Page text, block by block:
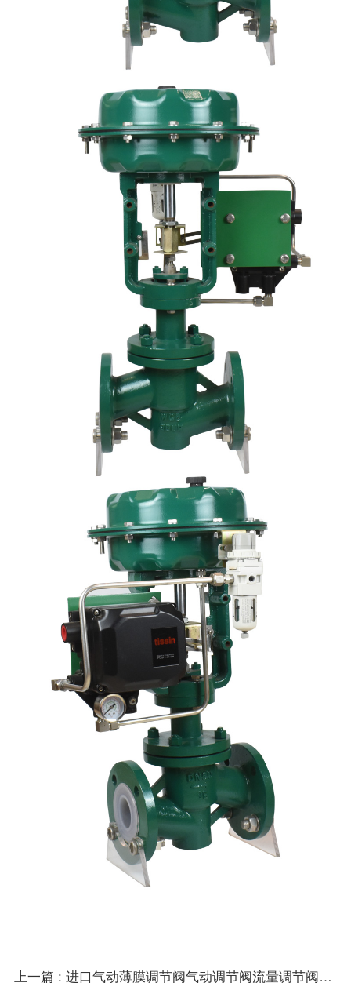
上一篇 : 进口气动薄膜调节阀气动调节阀流量调节阀气动比例调节阀导热油阀门